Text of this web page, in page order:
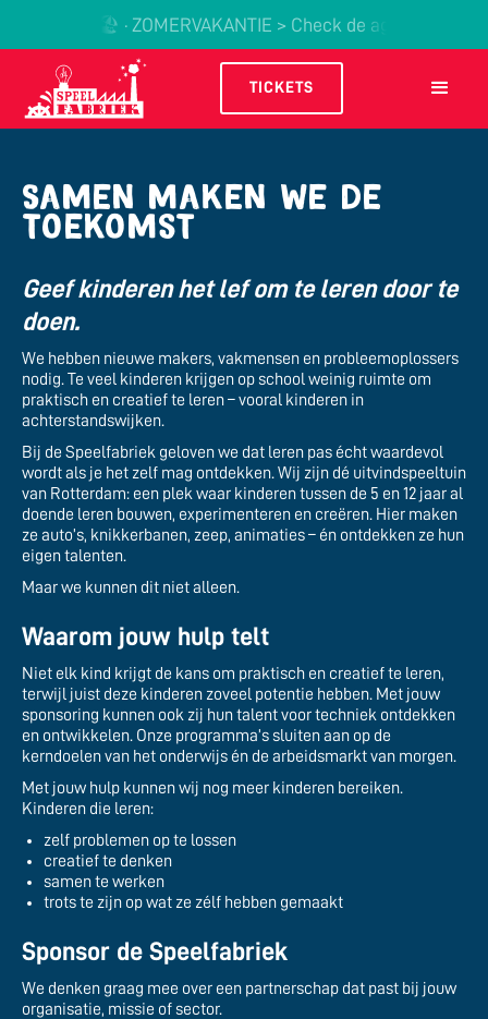
· 🏖️ · ZOMERVAKANTIE > Check de agenda bij
TICKETS
Samen maken we de
toekomst
Geef kinderen het lef om te leren door te
doen.
We hebben nieuwe makers, vakmensen en probleemoplossers
nodig. Te veel kinderen krijgen op school weinig ruimte om
praktisch en creatief te leren – vooral kinderen in
achterstandswijken.
Bij de Speelfabriek geloven we dat leren pas écht waardevol
wordt als je het zelf mag ontdekken. Wij zijn dé uitvindspeeltuin
van Rotterdam: een plek waar kinderen tussen de 5 en 12 jaar al
doende leren bouwen, experimenteren en creëren. Hier maken
ze auto’s, knikkerbanen, zeep, animaties – én ontdekken ze hun
eigen talenten.
Maar we kunnen dit niet alleen.
Waarom jouw hulp telt
Niet elk kind krijgt de kans om praktisch en creatief te leren,
terwijl juist deze kinderen zoveel potentie hebben. Met jouw
sponsoring kunnen ook zij hun talent voor techniek ontdekken
en ontwikkelen. Onze programma’s sluiten aan op de
kerndoelen van het onderwijs én de arbeidsmarkt van morgen.
Met jouw hulp kunnen wij nog meer kinderen bereiken.
Kinderen die leren:
zelf problemen op te lossen
creatief te denken
samen te werken
trots te zijn op wat ze zélf hebben gemaakt
Sponsor de Speelfabriek
We denken graag mee over een partnerschap dat past bij jouw
organisatie, missie of sector.